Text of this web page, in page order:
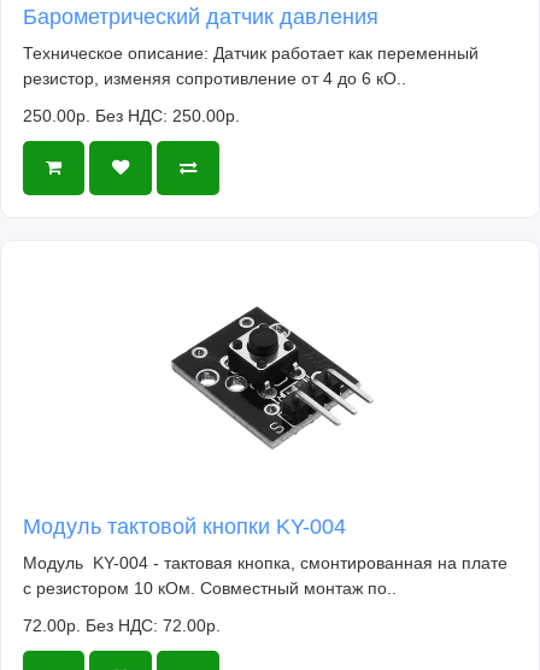
Барометрический датчик давления
Техническое описание: Датчик работает как переменный
резистор, изменяя сопротивление от 4 до 6 кО..
250.00р. Без НДС: 250.00р.
Модуль тактовой кнопки KY-004
Модуль KY-004 - тактовая кнопка, смонтированная на плате
с резистором 10 кОм. Совместный монтаж по..
72.00р. Без НДС: 72.00р.